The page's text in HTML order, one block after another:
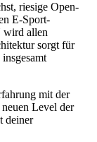
riesige Open-
E-Sport-
wird allen
sorgt für
mit der
Level der
deiner